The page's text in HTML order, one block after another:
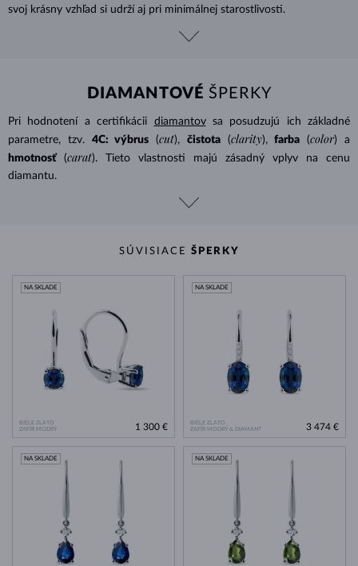
svoj krásny vzhľad si udrží aj pri minimálnej starostlivosti.
DIAMANTOVÉ ŠPERKY
Pri hodnotení a certifikácii diamantovsa posudzujú ich základné
parametre, tzv.
4C: výbrus (cut), čistota (clarity), farba (color) a
hmotnosť
(carat). Tieto vlastnosti majú zásadný vplyv na cenu
diamantu.
SÚVISIACE ŠPERKY
BIELE ZLATO
ZAFÍR MODRÝ
NA SKLADE
1 300 €
BIELE ZLATO
ZAFÍR MODRÝ & DIAMANT
NA SKLADE
3 474 €
NA SKLADE NA SKLADE